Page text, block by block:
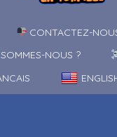
CONTACTEZ-
NOUS ?